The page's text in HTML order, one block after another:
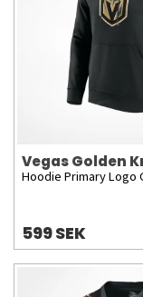
Vegas Golden
Hoodie Primary Logo
599 SEK